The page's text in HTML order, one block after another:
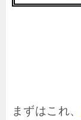
まずはこれ、